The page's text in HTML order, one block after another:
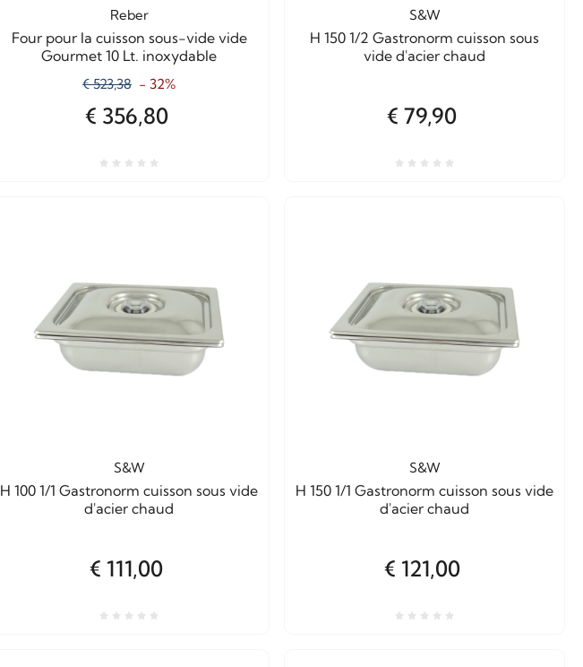
Reber
Four pour la cuisson sous-vide vide
Gourmet 10 Lt. inoxydable
€ 523,38 - 32%
€ 356,80
S&W
H 150 1/2 Gastronorm cuisson sous
vide d'acier chaud
€ 79,90
S&W
H 100 1/1 Gastronorm cuisson sous vide
d'acier chaud
€ 111,00
S&W
H 150 1/1 Gastronorm cuisson sous vide
d'acier chaud
€ 121,00